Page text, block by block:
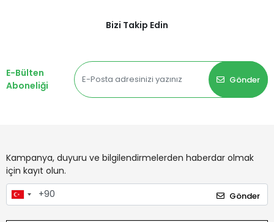
Bizi Takip Edin
E-Bülten
Aboneliği
Gönder
Kampanya, duyuru ve bilgilendirmelerden haberdar olmak
için kayıt olun.
Gönder